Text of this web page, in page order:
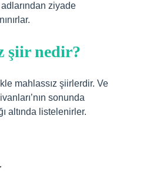
ziyade
şiir nedir?
mahlassız şiirlerdir. Ve
sonunda
altında listelenirler.